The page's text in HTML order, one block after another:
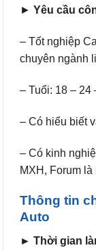
► Yêu cầu
– Tốt nghiệp
chuyên ngành
– Tuổi: 18 – 24
– Có hiểu biết
– Có kinh
MXH, Forum
Thông tin
Auto
► Thời gian